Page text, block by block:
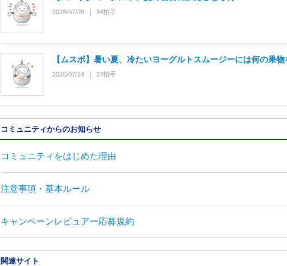
2026/07/28 34拍手
【ムスボ】暑い夏、冷たいヨーグルトスムージーには何の果物
2026/07/14 37拍手
コミュニティからのお知らせ
コミュニティをはじめた理由
注意事項・基本ルール
キャンペーンレビュアー応募規約
関連サイト